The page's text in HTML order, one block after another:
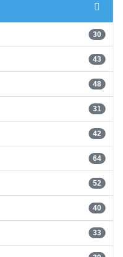
30
43
48
31
42
64
52
40
33